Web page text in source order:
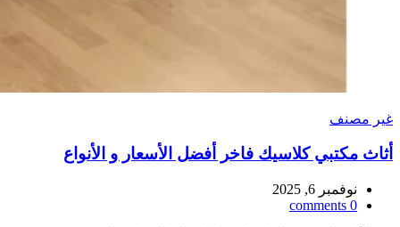
غير مصنف
أثاث مكتبي كلاسيك فاخر أفضل الأسعار و الأنواع
نوفمبر 6, 2025
0
comments